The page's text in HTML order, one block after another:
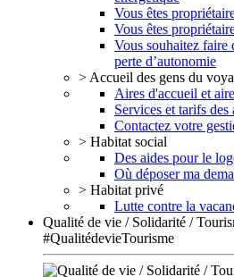
Vous êtes
Vous êtes
Vous souhaitez faire
perte d’autonomie
> Accueil des gens du
Aires d'accueil et
Services et tarifs
Contactez votre
> Habitat social
Des aides pour le
Où déposer ma
> Habitat privé
Lutte contre la
Qualité de vie / Solidarité /
#QualitédevieTourisme